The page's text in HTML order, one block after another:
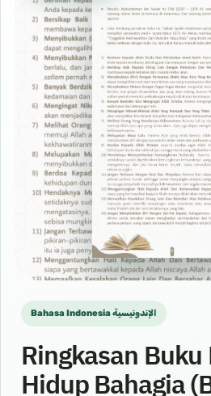
Bahasa Indonesia الإندونيسية
Ringkasan
Hidup Bahagia